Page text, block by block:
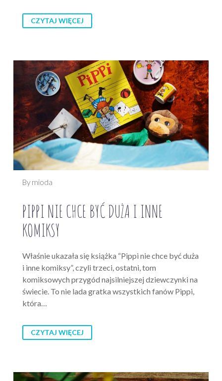
CZYTAJ WIĘCEJ
By mioda
PIPPI NIE CHCE BYĆ DUŻA I INNE
KOMIKSY
Właśnie ukazała się książka “Pippi nie chce być duża
i inne komiksy”, czyli trzeci, ostatni, tom
komiksowych przygód najsilniejszej dziewczynki na
świecie. To nie lada gratka wszystkich fanów Pippi,
która…
CZYTAJ WIĘCEJ